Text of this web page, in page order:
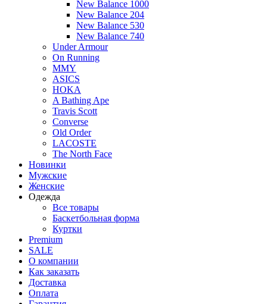
New Balance 1000
New Balance 204
New Balance 530
New Balance 740
Under Armour
On Running
MMY
ASICS
HOKA
A Bathing Ape
Travis Scott
Converse
Old Order
LACOSTE
The North Face
Новинки
Мужские
Женские
Одежда
Все товары
Баскетбольная форма
Куртки
Premium
SALE
О компании
Как заказать
Доставка
Оплата